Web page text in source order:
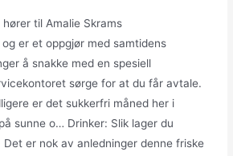
til Amalie Skrams
er et oppgjør med samtidens
å snakke med en spesiell
sørge for at du får avtale.
er det sukkerfri måned her i
sunne o… Drinker: Slik lager du
er nok av anledninger denne friske